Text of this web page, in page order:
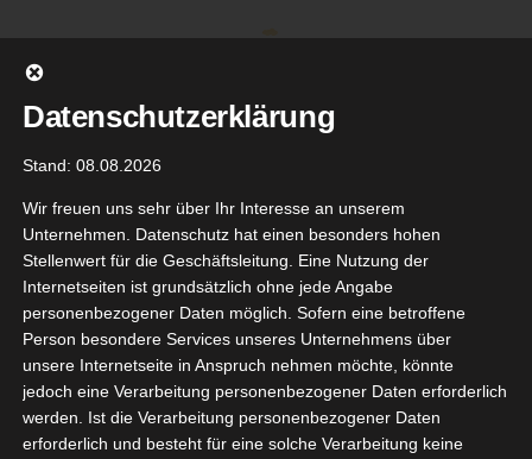
springen
Gehe zu ...
Datenschutzerklärung
Stand: 08.08.2026
Wir freuen uns sehr über Ihr Interesse an unserem
Unternehmen. Datenschutz hat einen besonders hohen
Stellenwert für die Geschäftsleitung. Eine Nutzung der
Internetseiten ist grundsätzlich ohne jede Angabe
personenbezogener Daten möglich. Sofern eine betroffene
Person besondere Services unseres Unternehmens über
unsere Internetseite in Anspruch nehmen möchte, könnte
jedoch eine Verarbeitung personenbezogener Daten erforderlich
werden. Ist die Verarbeitung personenbezogener Daten
erforderlich und besteht für eine solche Verarbeitung keine